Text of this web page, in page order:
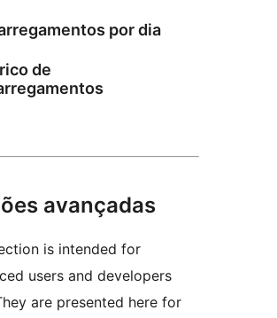
por dia
de
avançadas
is intended for
users and developers
are presented here for